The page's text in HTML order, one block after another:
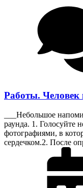
Работы. Человек
___Небольшое
раунда. 1. Голосуйте
фотографиями, в
сердечком.2. После